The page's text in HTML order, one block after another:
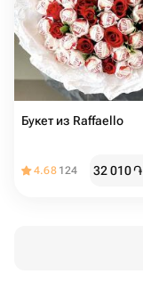
Букет из Raffaello
4.68 124 32 010֏